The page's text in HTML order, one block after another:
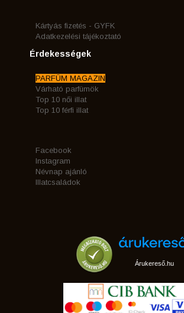
Kártyás fizetés - GYFK
Adatkezelési tájékoztató
Érdekességek
PARFÜM MAGAZIN
Várható parfümök
Top 10 női illat
Top 10 férfi illat
Facebook
Instagram
Névnap ajánló
Illatcsaládok
Árukereső.hu